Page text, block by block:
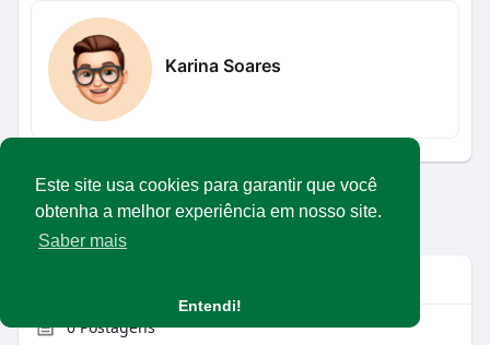
Este site usa cookies para garantir que você
obtenha a melhor experiência em nosso site.
Saber mais
Entendi!
Karina Soares
Carregar mais usuários
0Postagens